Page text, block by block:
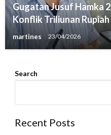
Gugatan Jusuf Hamka
Konflik Triliunan Rupiah
martines 23/04/2026
Search
Recent Posts